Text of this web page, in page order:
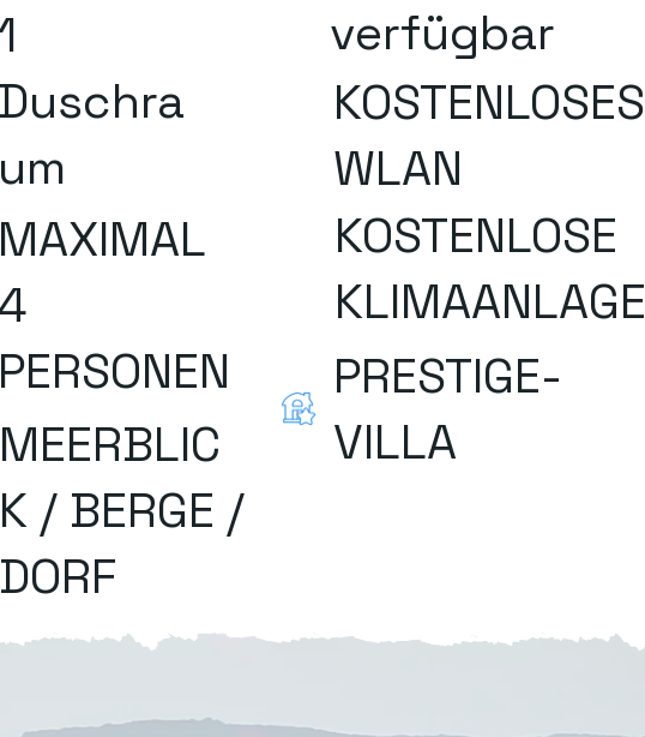
/ BERGE /
verfügbar
KOSTENLOSES
WLAN
KOSTENLOSE
KLIMAANLAGE
PRESTIGE-
VILLA